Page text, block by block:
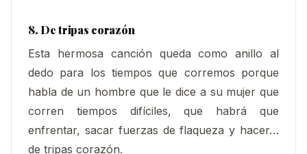
8. De tripas corazón
Esta hermosa canción queda como anillo al
dedo para los tiempos que corremos porque
habla de un hombre que le dice a su mujer que
corren tiempos difíciles, que habrá que
enfrentar, sacar fuerzas de flaqueza y hacer…
de tripas corazón.